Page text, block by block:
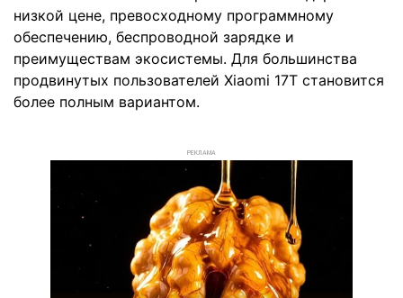
низкой цене, превосходному программному
обеспечению, беспроводной зарядке и
преимуществам экосистемы. Для большинства
продвинутых пользователей Xiaomi 17T становится
более полным вариантом.
РЕКЛАМА